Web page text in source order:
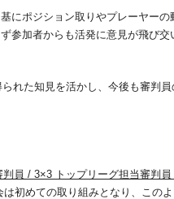
にポジション取りやプレーヤー
参加者からも活発に意見が飛び
れた知見を活かし、今後も審判
員 / 3×3 トップリーグ担当審判
初めての取り組みとなり、この